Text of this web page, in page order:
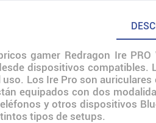
gamer Redragon Ire
dispositivos compatibles.
uso. Los Ire Pro son
equipados con dos
y otros dispositivos
tipos de setups.